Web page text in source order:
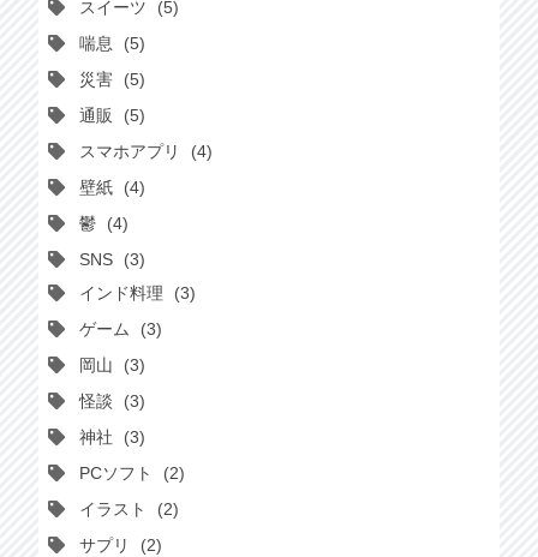
スイーツ
5
喘息
5
災害
5
通販
5
スマホアプリ
4
壁紙
4
鬱
4
SNS
3
インド料理
3
ゲーム
3
岡山
3
怪談
3
神社
3
PCソフト
2
イラスト
2
サプリ
2